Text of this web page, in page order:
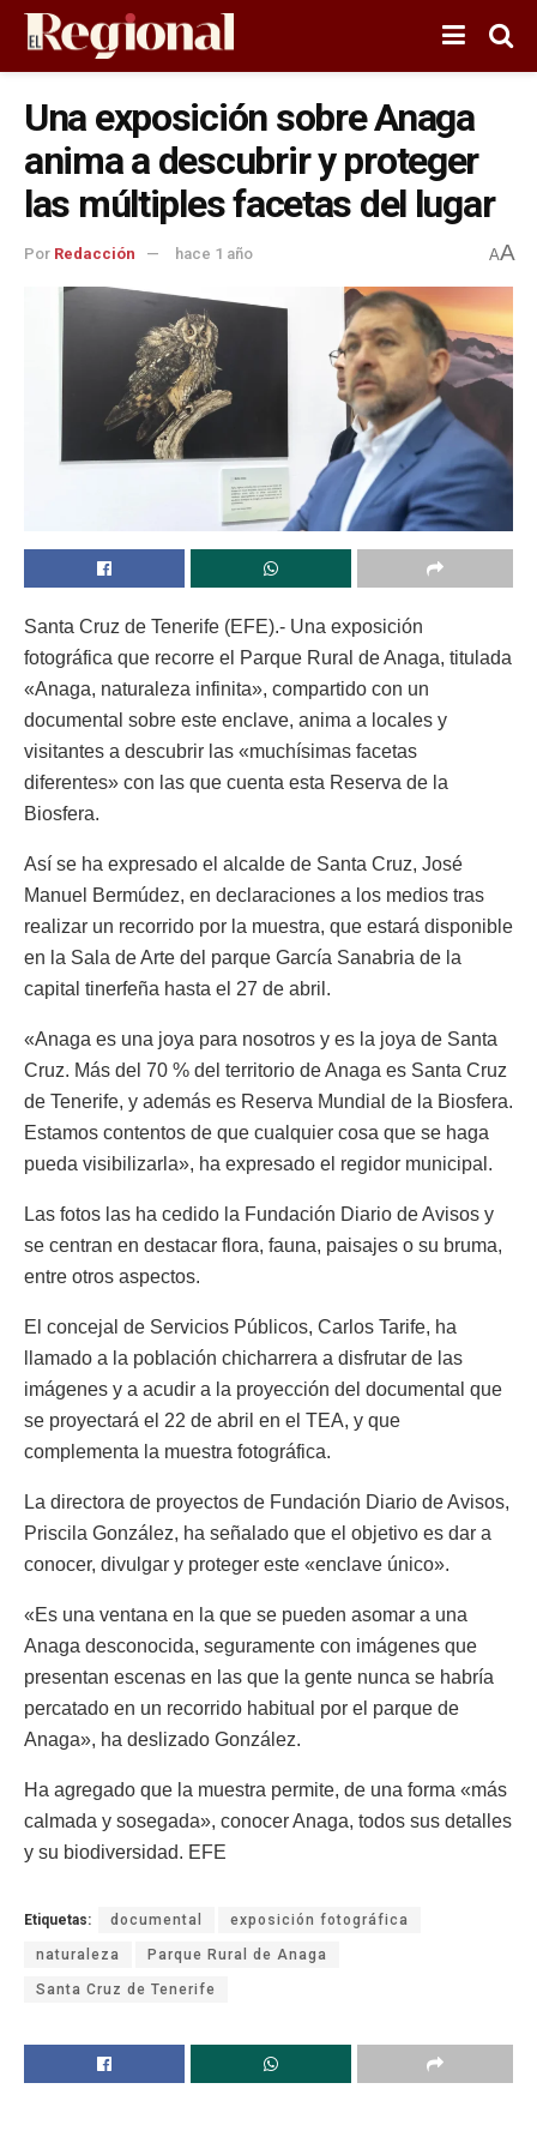
Una exposición sobre Anaga
anima a descubrir y proteger
las múltiples facetas del lugar
Por Redacción hace 1 año AA
Santa Cruz de Tenerife (EFE).- Una exposición
fotográfica que recorre el Parque Rural de Anaga, titulada
«Anaga, naturaleza infinita», compartido con un
documental sobre este enclave, anima a locales y
visitantes a descubrir las «muchísimas facetas
diferentes» con las que cuenta esta Reserva de la
Biosfera.
Así se ha expresado el alcalde de Santa Cruz, José
Manuel Bermúdez, en declaraciones a los medios tras
realizar un recorrido por la muestra, que estará disponible
en la Sala de Arte del parque García Sanabria de la
capital tinerfeña hasta el 27 de abril.
«Anaga es una joya para nosotros y es la joya de Santa
Cruz. Más del 70 % del territorio de Anaga es Santa Cruz
de Tenerife, y además es Reserva Mundial de la Biosfera.
Estamos contentos de que cualquier cosa que se haga
pueda visibilizarla», ha expresado el regidor municipal.
Las fotos las ha cedido la Fundación Diario de Avisos y
se centran en destacar flora, fauna, paisajes o su bruma,
entre otros aspectos.
El concejal de Servicios Públicos, Carlos Tarife, ha
llamado a la población chicharrera a disfrutar de las
imágenes y a acudir a la proyección del documental que
se proyectará el 22 de abril en el TEA, y que
complementa la muestra fotográfica.
La directora de proyectos de Fundación Diario de Avisos,
Priscila González, ha señalado que el objetivo es dar a
conocer, divulgar y proteger este «enclave único».
«Es una ventana en la que se pueden asomar a una
Anaga desconocida, seguramente con imágenes que
presentan escenas en las que la gente nunca se habría
percatado en un recorrido habitual por el parque de
Anaga», ha deslizado González.
Ha agregado que la muestra permite, de una forma «más
calmada y sosegada», conocer Anaga, todos sus detalles
y su biodiversidad. EFE
Etiquetas: documental exposición fotográfica
naturaleza Parque Rural de Anaga
Santa Cruz de Tenerife